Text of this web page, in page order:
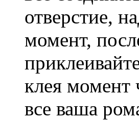
отверстие,
момент,
клея момент
все ваша